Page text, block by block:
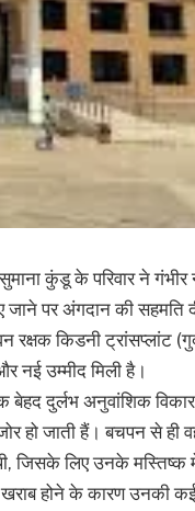
कुंडू के परिवार ने गंभीर
जाने पर अंगदान की
रक्षक किडनी ट्रांसप्लांट
नई उम्मीद मिली है।
बेहद दुर्लभ अनुवांशिक
हो जाती हैं। बचपन से ही
जिसके लिए उनके मस्तिष्क
खराब होने के कारण उनकी